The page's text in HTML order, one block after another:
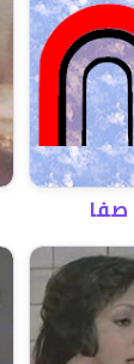
صفا